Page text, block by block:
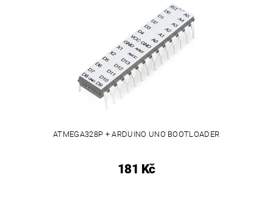
ATMEGA328P + ARDUINO UNO BOOTLOADER
181 Kč